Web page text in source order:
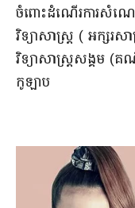
ចំពោះ​ដំណើរការ​សំណេរ​
វិទ្យាសាស្ត្រ ( អក្សរសា
វិទ្យាសាស្ត្រ​សង្គម (​
កូ​ឡាប​